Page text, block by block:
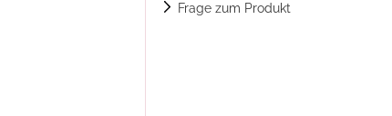
Frage zum Produkt